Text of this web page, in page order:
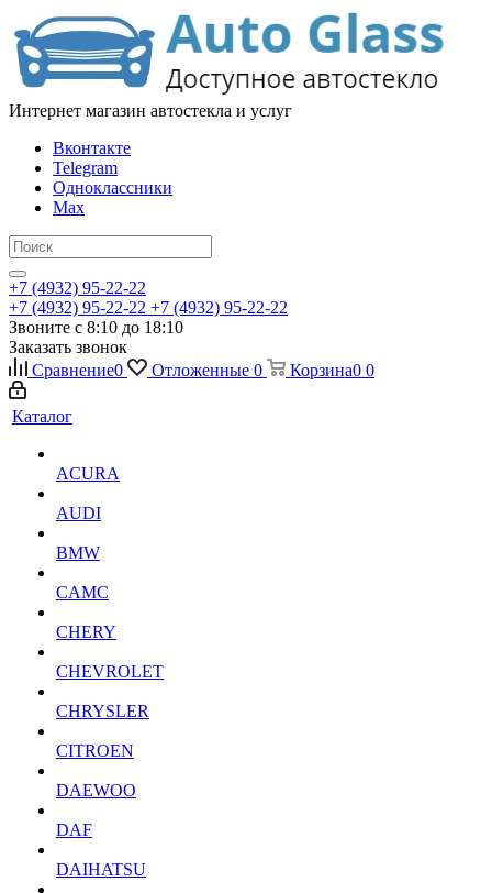
Интернет магазин автостекла и услуг
Вконтакте
Telegram
Одноклассники
Max
+7 (4932) 95-22-22
+7 (4932) 95-22-22 +7 (4932) 95-22-22
Звоните с 8:10 до 18:10
Заказать звонок
Сравнение0 Отложенные 0 Корзина0 0
Каталог
ACURA
AUDI
BMW
CAMC
CHERY
CHEVROLET
CHRYSLER
CITROEN
DAEWOO
DAF
DAIHATSU